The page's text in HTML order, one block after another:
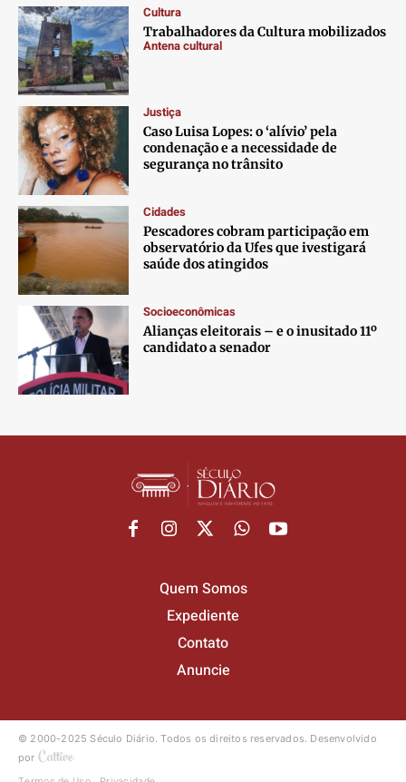
Cultura
Trabalhadores da Cultura mobilizados
Antena cultural
Justiça
Caso Luisa Lopes: o ‘alívio’ pela
condenação e a necessidade de
segurança no trânsito
Cidades
Pescadores cobram participação em
observatório da Ufes que ivestigará
saúde dos atingidos
Socioeconômicas
Alianças eleitorais – e o inusitado 11º
candidato a senador
Quem Somos
Expediente
Contato
Anuncie
© 2000-2025 Século Diário.Todos os direitos reservados. Desenvolvido
por